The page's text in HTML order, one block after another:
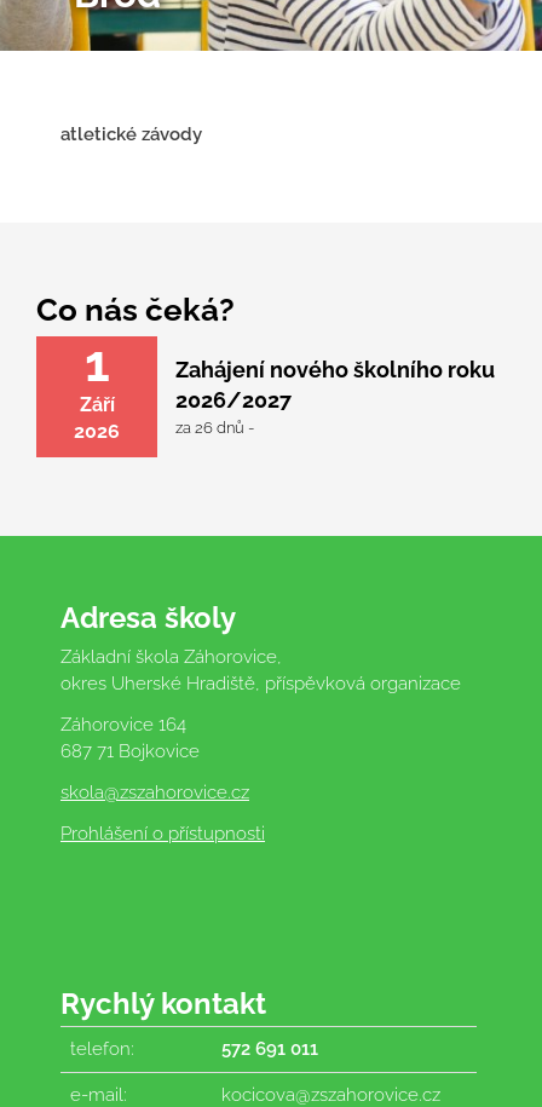
atletické závody
Co nás čeká?
1
Září
2026
Zahájení nového školního roku
2026/2027
za 26 dnů -
Adresa školy
Základní škola Záhorovice,
okres Uherské Hradiště, příspěvková organizace
Záhorovice 164
687 71 Bojkovice
skola@zszahorovice.cz
Prohlášení o přístupnosti
Rychlý kontakt
telefon: 572 691 011
e-mail: kocicova@zszahorovice.cz